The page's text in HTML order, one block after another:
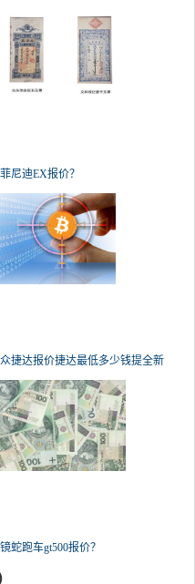
尼迪EX报价？
捷达报价捷达最低多少钱提全新
蛇跑车gt500报价？